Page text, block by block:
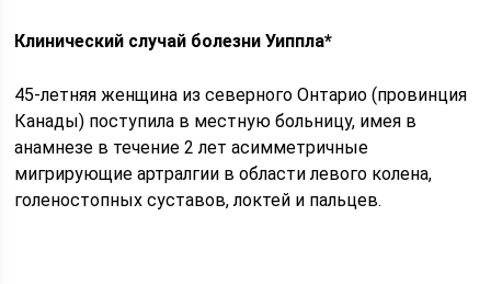
Клинический случай болезни Уиппла*
45-летняя женщина из северного Онтарио (провинция
Канады) поступила в местную больницу, имея в
анамнезе в течение 2 лет асимметричные
мигрирующие артралгии в области левого колена,
голеностопных суставов, локтей и пальцев.